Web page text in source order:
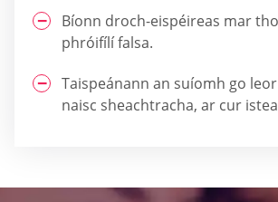
Bíonn droch-eispéireas mar
phróifílí falsa.
Taispeánann an suíomh go
naisc sheachtracha, ar cur